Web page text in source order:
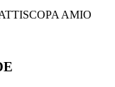
AMIO